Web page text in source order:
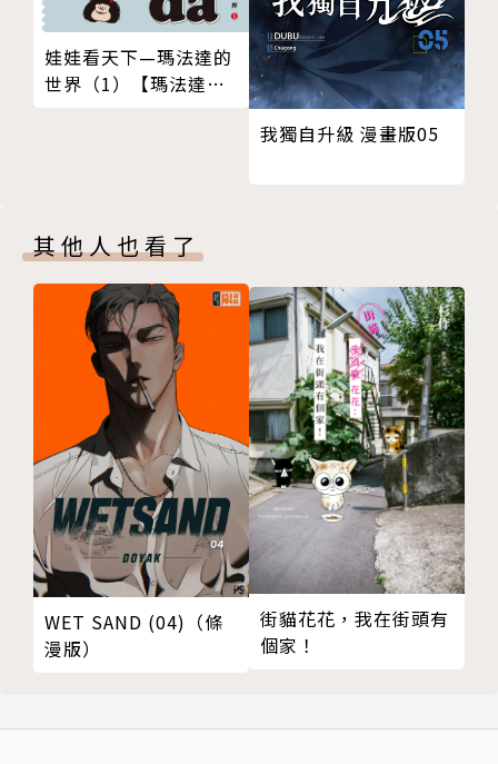
娃娃看天下—瑪法達的
世界（1）【瑪法達降
我獨自升級 漫畫版05
其他人也看了
WET SAND (04)（條
漫版）
街貓花花，我在街頭有
個家！